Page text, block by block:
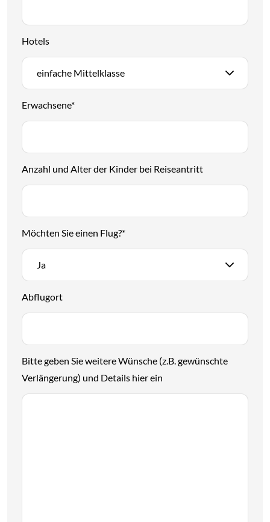
Hotels
einfache Mittelklasse
Erwachsene*
Anzahl und Alter der Kinder bei Reiseantritt
Möchten Sie einen Flug?*
Ja
Abflugort
Bitte geben Sie weitere Wünsche (z.B. gewünschte
Verlängerung) und Details hier ein